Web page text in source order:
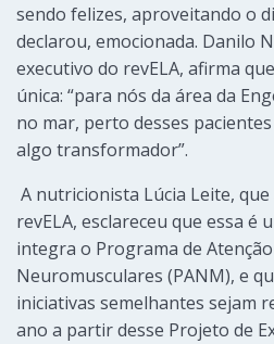
sendo felizes, aproveitando o
declarou, emocionada. Danilo
executivo do revELA, afirma
única: “para nós da área da
no mar, perto desses
algo transformador”.
A nutricionista Lúcia Leite,
revELA, esclareceu que essa é
integra o Programa de
Neuromusculares (PANM), e
iniciativas semelhantes sejam
ano a partir desse Projeto de